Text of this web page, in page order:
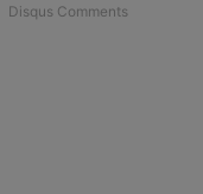
Disqus Comments